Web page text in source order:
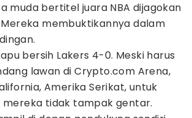
muda bertitel juara NBA dijagokan
membuktikannya dalam
bersih Lakers 4-0. Meski harus
lawan di Crypto.com Arena,
Amerika Serikat, untuk
mereka tidak tampak gentar.